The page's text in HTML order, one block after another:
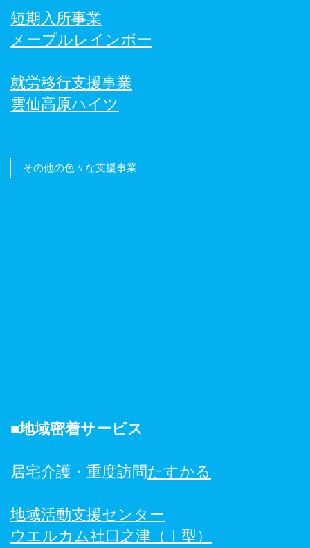
短期入所事業
メープルレインボー
就労移行支援事業
雲仙高原ハイツ
その他の色々な支援事業
■地域密着サービス
居宅介護・重度訪問たすかる
地域活動支援センター
ウエルカム社口之津（Ⅰ型）